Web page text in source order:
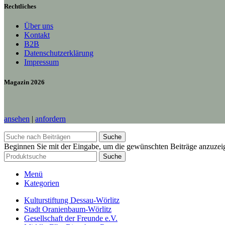
Rechtliches
Über uns
Kontakt
B2B
Datenschutzerklärung
Impressum
Magazin 2026
ansehen | anfordern
Suche
Beginnen Sie mit der Eingabe, um die gewünschten Beiträge
Suche
Menü
Kategorien
Kulturstiftung Dessau-Wörlitz
Stadt Oranienbaum-Wörlitz
Gesellschaft der Freunde e.V.